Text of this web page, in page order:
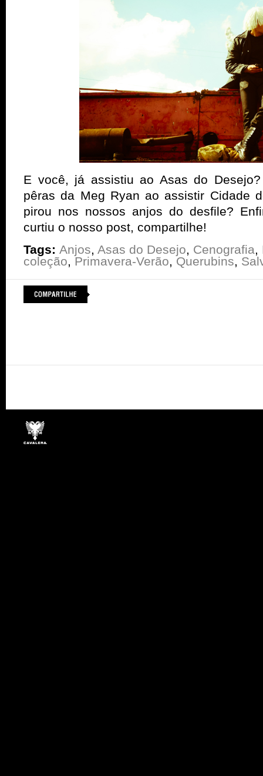
E você, já assistiu ao Asas do
pêras da Meg Ryan ao assistir Cidade
pirou nos nossos anjos do desfile?
curtiu o nosso post, compartilhe!
Tags: Anjos, Asas do Desejo, Cenografia,
coleção, Primavera-Verão, Querubins,